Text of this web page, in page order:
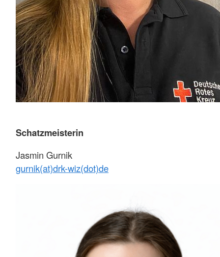
Schatzmeisterin
Jasmin Gurnik
gurnik(at)drk-wiz(dot)de